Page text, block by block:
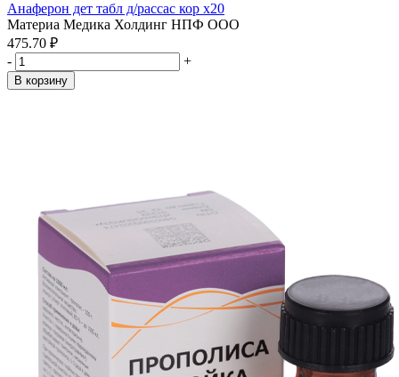
Анаферон дет табл д/рассас кор x20
Материа Медика Холдинг НПФ ООО
475.70 ₽
-
+
В корзину